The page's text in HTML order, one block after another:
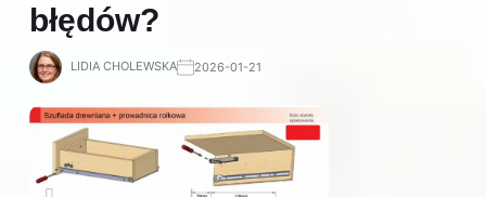
błędów?
LIDIA CHOLEWSKA 2026-01-21